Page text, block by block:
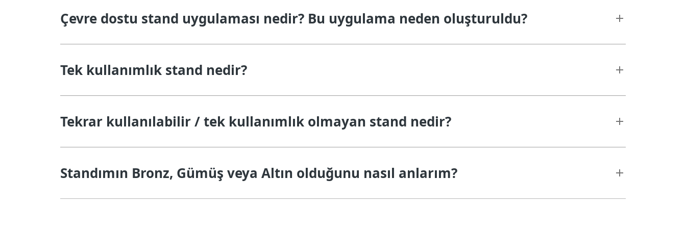
Çevre dostu stand uygulaması nedir? Bu uygulama neden oluşturuldu?
Tek kullanımlık stand nedir?
Tekrar kullanılabilir / tek kullanımlık olmayan stand nedir?
Standımın Bronz, Gümüş veya Altın olduğunu nasıl anlarım?